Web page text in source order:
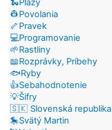
🐍Plazy
👷Povolania
🦴Pravek
💻Programovanie
🌱Rastliny
📖Rozprávky, Príbehy
🐟Ryby
👍Sebahodnotenie
💡Šifry
🇸🇰 Slovenská republika
🎠Svätý Martin